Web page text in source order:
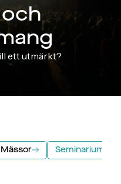
ett utmärkt?
Mässor Seminarium